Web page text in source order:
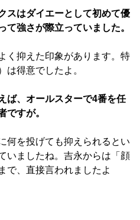
はダイエーとして初めて優
て強さが際立っていました。
く抑えた印象があります。特
は得意でしたよ。
、オールスターで4番を任
ですが。
何を投げても抑えられるとい
いましたね。吉永からは「顔
で、直接言われましたよ